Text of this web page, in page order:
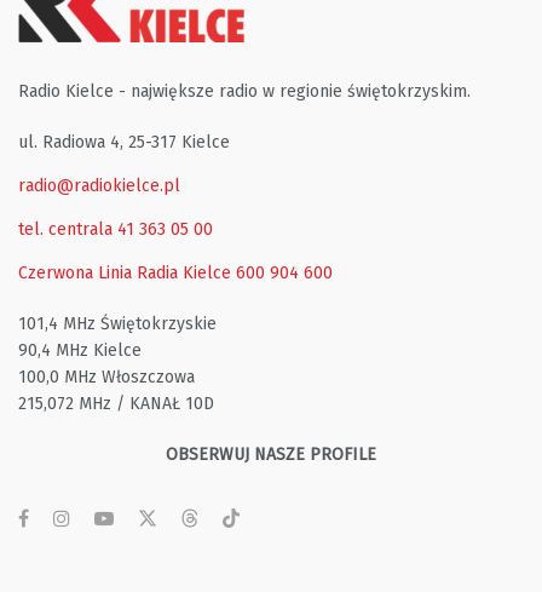
Radio Kielce - największe radio w regionie świętokrzyskim.
ul. Radiowa 4, 25-317 Kielce
radio@radiokielce.pl
tel. centrala 41 363 05 00
Czerwona Linia Radia Kielce 600 904 600
101,4 MHz Świętokrzyskie
90,4 MHz Kielce
100,0 MHz Włoszczowa
215,072 MHz / KANAŁ 10D
OBSERWUJ NASZE PROFILE